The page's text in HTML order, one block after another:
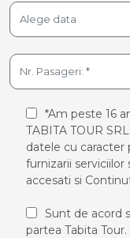
*Am peste 16
TABITA TOUR
datele cu caracter
furnizarii
accesati si
Sunt de acord
partea Tabita